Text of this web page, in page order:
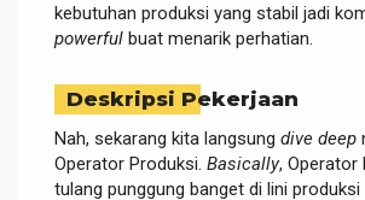
kebutuhan produksi yang stabil jadi
powerful buat menarik perhatian.
Deskripsi Pekerjaan
Nah, sekarang kita langsung dive deep
Operator Produksi. Basically, Operator
tulang punggung banget di lini produksi